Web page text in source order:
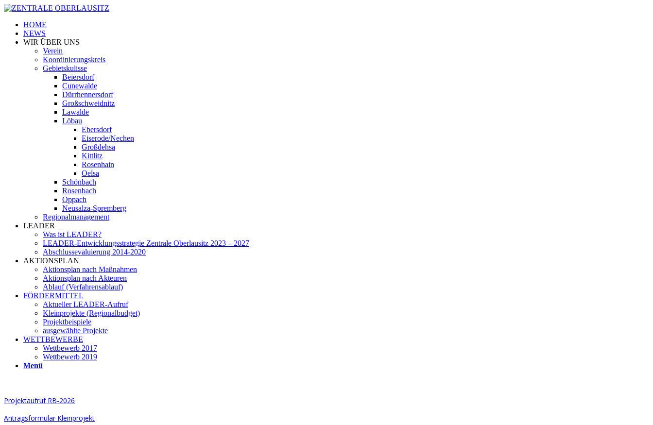
HOME
NEWS
WIR ÜBER UNS
Verein
Koordinierungskreis
Gebietskulisse
Beiersdorf
Cunewalde
Dürrhennersdorf
Großschweidnitz
Lawalde
Löbau
Ebersdorf
Eiserode/Nechen
Großdehsa
Kittlitz
Rosenhain
Oelsa
Schönbach
Rosenbach
Oppach
Neusalza-Spremberg
Regionalmanagement
LEADER
Was ist LEADER?
LEADER-Entwicklungsstrategie Zentrale Oberlausitz 2023 – 2027
Abschlussevaluierung 2014-2020
AKTIONSPLAN
Aktionsplan nach Maßnahmen
Aktionsplan nach Akteuren
Ablauf (Verfahrensablauf)
FÖRDERMITTEL
Aktueller LEADER-Aufruf
Kleinprojekte (Regionalbudget)
Projektbeispiele
ausgewählte Projekte
WETTBEWERBE
Wettbewerb 2017
Wettbewerb 2019
Menü
Projektaufruf RB-2026
Antragsformular Kleinprojekt